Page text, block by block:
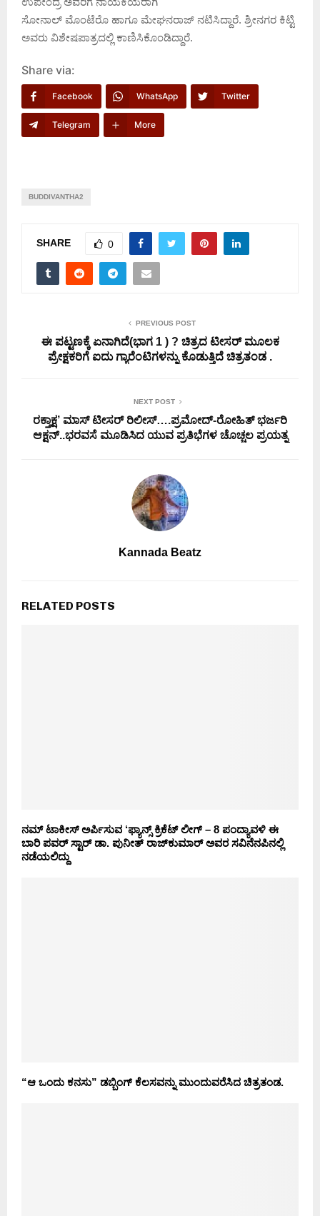
ಸೋನಾಲ್ ಮೊಂಟೆರೊ ಹಾಗೂ ಮೇಘನರಾಜ್ ನಟಿಸಿದ್ದಾರೆ. ಶ್ರೀನಗರ ಕಿಟ್ಟಿ
ಅವರು ವಿಶೇಷಪಾತ್ರದಲ್ಲಿ ಕಾಣಿಸಿಕೊಂಡಿದ್ದಾರೆ.
Share via:
Facebook WhatsApp Twitter
Telegram More
BUDDIVANTHA2
SHARE 0
PREVIOUS POST
ಈ ಪಟ್ಟಣಕ್ಕೆ ಏನಾಗಿದೆ(ಭಾಗ 1 ) ? ಚಿತ್ರದ ಟೀಸರ್ ಮೂಲಕ
ಪ್ರೇಕ್ಷಕರಿಗೆ ಐದು ಗ್ಯಾರೆಂಟಿಗಳನ್ನು ಕೊಡುತ್ತಿದೆ ಚಿತ್ರತಂಡ .
NEXT POST
ರಕ್ತಾಕ್ಷ’ ಮಾಸ್ ಟೀಸರ್ ರಿಲೀಸ್….ಪ್ರಮೋದ್-ರೋಹಿತ್ ಭರ್ಜರಿ
ಆಕ್ಷನ್..ಭರವಸೆ ಮೂಡಿಸಿದ ಯುವ ಪ್ರತಿಭೆಗಳ ಚೊಚ್ಚಲ ಪ್ರಯತ್ನ
Kannada Beatz
RELATED POSTS
ನಮ್ ಟಾಕೀಸ್ ಅರ್ಪಿಸುವ ‘ಫ್ಯಾನ್ಸ್ ಕ್ರಿಕೆಟ್ ಲೀಗ್ – 8 ಪಂದ್ಯಾವಳಿ ಈ
ಬಾರಿ ಪವರ್ ಸ್ಟಾರ್ ಡಾ. ಪುನೀತ್ ರಾಜ್‍ಕುಮಾರ್ ಅವರ ಸವಿನೆನಪಿನಲ್ಲಿ
ನಡೆಯಲಿದ್ದು
“ಆ ಒಂದು ಕನಸು” ಡಬ್ಬಿಂಗ್ ಕೆಲಸವನ್ನು ಮುಂದುವರೆಸಿದ ಚಿತ್ರತಂಡ.